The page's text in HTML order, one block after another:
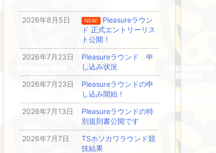
2026年8月5日 NEW! Pleasureラウン
ド 正式エントリーリス
ト公開！
2026年7月23日
Pleasureラウンド 申
し込み状況
2026年7月23日
Pleasureラウンドの申
し込み開始！
2026年7月13日
Pleasureラウンドの特
別規則書公開です
2026年7月7日
TSホソカワラウンド競
技結果